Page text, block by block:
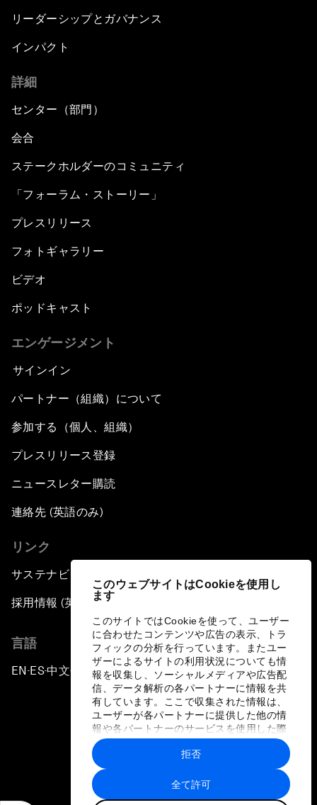
このウェブサイトはCookieを使用し
ます
このサイトではCookieを使って、ユーザー
に合わせたコンテンツや広告の表示、トラ
フィックの分析を行っています。またユー
ザーによるサイトの利用状況についても情
報を収集し、ソーシャルメディアや広告配
信、データ解析の各パートナーに情報を共
有しています。ここで収集された情報は、
ユーザーが各パートナーに提供した他の情
報や各パートナーのサービスを使用した際
に収集された情報と組み合わされ、各パー
トナーによって使用されることがありま
す。
全て許可
拒否
リーダーシップとガバナンス
インパクト
詳細
センター（部門）
会合
ステークホルダーのコミュニティ
「フォーラム・ストーリー」
プレスリリース
フォトギャラリー
ビデオ
ポッドキャスト
エンゲージメント
サインイン
パートナー（組織）について
参加する（個人、組織）
プレスリリース登録
ニュースレター購読
連絡先 (英語のみ)
リンク
サステナビリティへの取り組み
採用情報 (英語のみ)
言語
EN ▪ES▪中文▪ 日本語
プライバシーポリシーと利用規約
サイトマップ